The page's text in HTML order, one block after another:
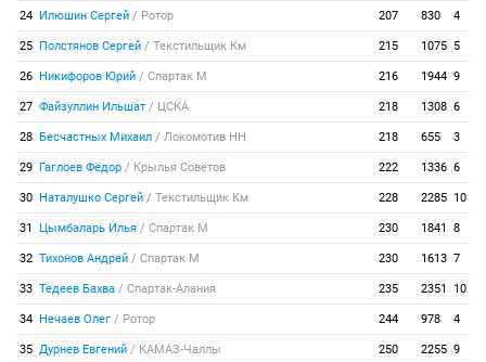
24 Илюшин Сергей / Ротор 207 830 4
25 Полстянов Сергей / Текстильщик Км 215 1075 5
26 Никифоров Юрий / Спартак М 216 1944 9
27 Файзуллин Ильшат / ЦСКА 218 1308 6
28 Бесчастных Михаил / Локомотив НН 218 655 3
29 Гаглоев Фёдор / Крылья Советов 222 1336 6
30 Наталушко Сергей / Текстильщик Км 228 2285 10
31 Цымбаларь Илья / Спартак М 230 1841 8
32 Тихонов Андрей / Спартак М 230 1613 7
33 Тедеев Бахва / Спартак-Алания 235 2351 10
34 Нечаев Олег / Ротор 244 978 4
35 Дурнев Евгений / КАМАЗ-Чаллы 250 2255 9